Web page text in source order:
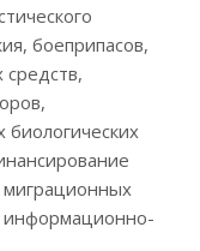
боеприпасов,
миграционных
информационно-